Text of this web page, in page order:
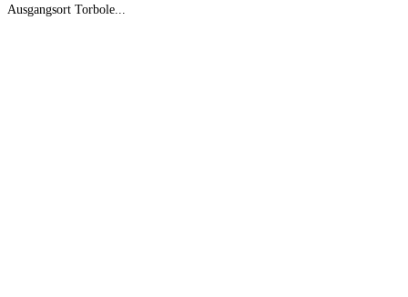
Ausgangsort Torbole...